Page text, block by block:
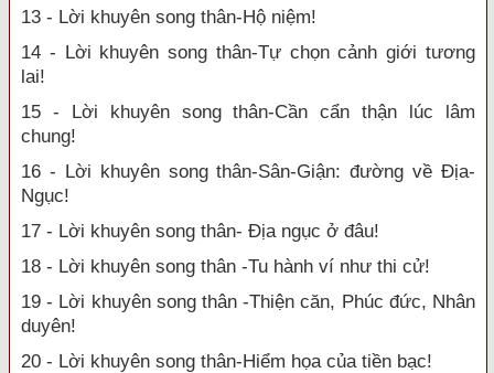
13 - Lời khuyên song thân-Hộ niệm!
14 - Lời khuyên song thân-Tự chọn cảnh giới tương
lai!
15 - Lời khuyên song thân-Cần cẩn thận lúc lâm
chung!
16 - Lời khuyên song thân-Sân-Giận: đường về Địa-
Ngục!
17 - Lời khuyên song thân- Địa ngục ở đâu!
18 - Lời khuyên song thân -Tu hành ví như thi cử!
19 - Lời khuyên song thân -Thiện căn, Phúc đức, Nhân
duyên!
20 - Lời khuyên song thân-Hiểm họa của tiền bạc!